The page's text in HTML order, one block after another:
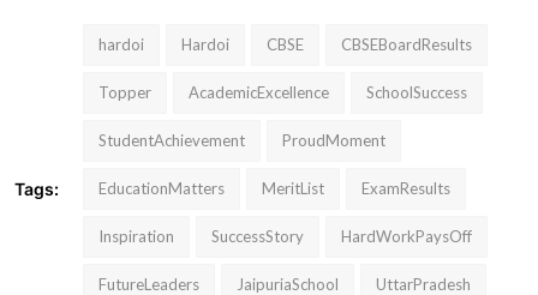
Tags:
hardoi Hardoi CBSE CBSEBoardResults
Topper AcademicExcellence SchoolSuccess
StudentAchievement ProudMoment
EducationMatters MeritList ExamResults
Inspiration SuccessStory HardWorkPaysOff
FutureLeaders JaipuriaSchool UttarPradesh